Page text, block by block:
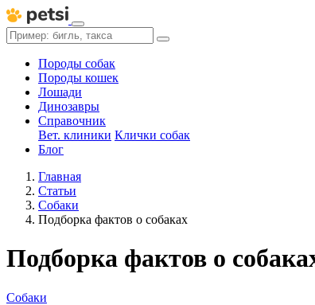
Породы собак
Породы кошек
Лошади
Динозавры
Справочник
Вет. клиники Клички собак
Блог
Главная
Статьи
Собаки
Подборка фактов о собаках
Подборка фактов о
Собаки